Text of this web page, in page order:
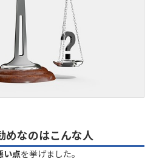
めなのはこんな人
い点を挙げました。